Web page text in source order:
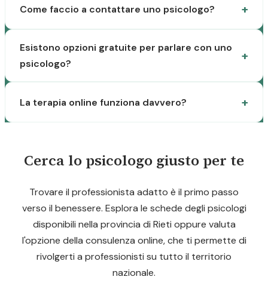
Come faccio a contattare uno psicologo?
Esistono opzioni gratuite per parlare con uno
psicologo?
La terapia online funziona davvero?
Cerca lo psicologo giusto per te
Trovare il professionista adatto è il primo passo
verso il benessere. Esplora le schede degli psicologi
disponibili nella provincia di Rieti oppure valuta
l'opzione della consulenza online, che ti permette di
rivolgerti a professionisti su tutto il territorio
nazionale.